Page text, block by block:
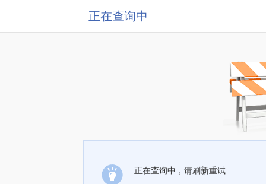
正在查询中
正在查询中，请刷新重试